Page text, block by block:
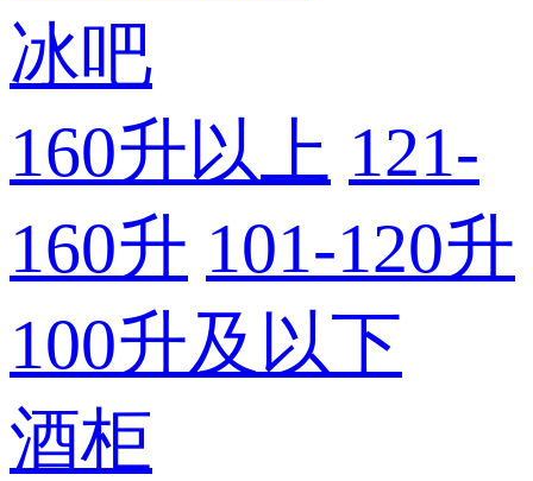
冰吧
160升以上 121-
160升 101-120升
100升及以下
酒柜